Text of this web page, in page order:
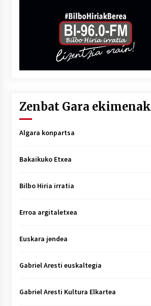
Zenbat Gara ekimenak
Algara konpartsa
Bakaikuko Etxea
Bilbo Hiria irratia
Erroa argitaletxea
Euskara jendea
Gabriel Aresti euskaltegia
Gabriel Aresti Kultura Elkartea